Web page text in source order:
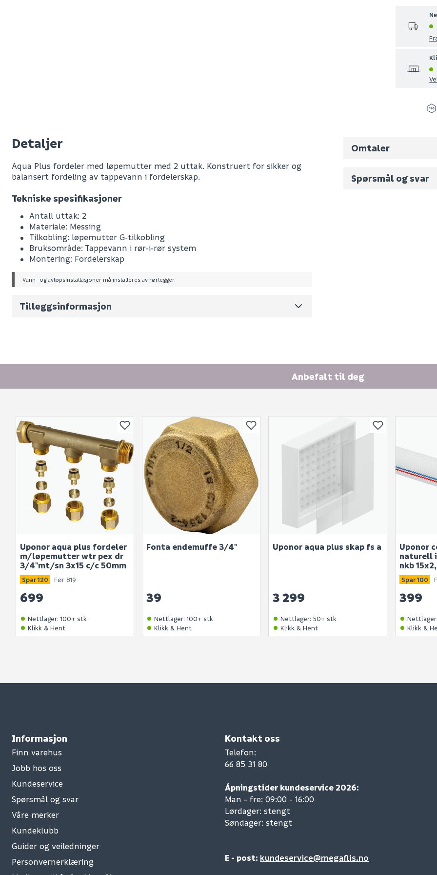
Detaljer
Aqua Plus fordeler med løpemutter med 2 uttak. Konstruert for sikker og
balansert fordeling av tappevann i fordelerskap.
Tekniske spesifikasjoner
Antall uttak: 2
Materiale: Messing
Tilkobling: løpemutter G‑tilkobling
Bruksområde: Tappevann i rør‑i‑rør system
Montering: Fordelerskap
Vann- og avløpsinstallasjoner må installeres av rørlegger.
Tilleggsinformasjon
Leverandørens varenummer
Nobb No
Vekt pr. stk / m2 (i kg)
Volum
Alternative strekkoder 6414900087520
Omtaler
Spørsmål og svar
SEND INN SPØRSMÅL
Ingen spørsmål
Anbefalt til deg
Uponor aqua plus fordeler
m/løpemutter wtr pex dr
3/4"mt/sn 3x15 c/c 50mm
699
Spar 120 Før 819
Nettlager: 100+ stk
Klikk & Hent
Fonta endemuffe 3/4"
39
Nettlager:100+ stk
Klikk & Hent
Uponor aqua plus skap fs a
3 299
Nettlager:50+ stk
Klikk & Hent
Uponor
naturell
nkb
399
Spar 100
Nettlager:
Klikk &
Informasjon
Finn varehus
Jobb hos oss
Kundeservice
Spørsmål og svar
Våre merker
Kundeklubb
Guider og veiledninger
Personvernerklæring
Kontakt oss
Telefon:
66 85 31 80
Åpningstider kundeservice 2026:
Man - fre: 09:00 - 16:00
Lørdager: stengt
Søndager: stengt
E - post: kundeservice@megaflis.no